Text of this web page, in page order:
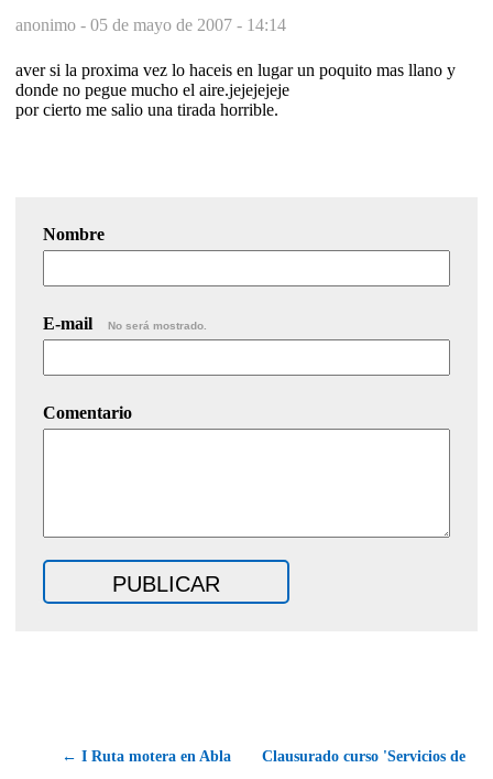
anonimo - 05 de mayo de 2007 - 14:14
aver si la proxima vez lo haceis en lugar un poquito mas llano y
donde no pegue mucho el aire.jejejejeje
por cierto me salio una tirada horrible.
Nombre
E-mail No será mostrado.
Comentario
← I Ruta motera en Abla
Clausurado curso 'Servicios de